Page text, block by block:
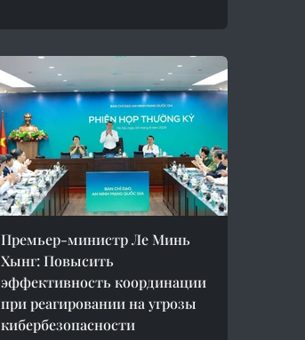
Премьер-министр Ле Минь
Хынг: Повысить
эффективность координации
при реагировании на угрозы
кибербезопасности